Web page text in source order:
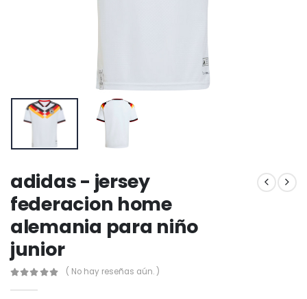
adidas - jersey
federacion home
alemania para niño
junior
( No hay reseñas aún. )